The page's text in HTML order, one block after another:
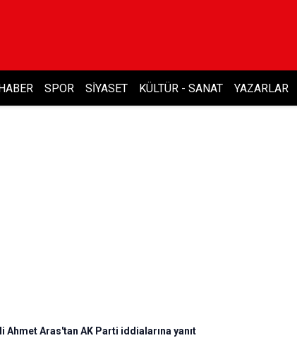
SPOR SIYASET KÜLTÜR - SANAT YAZARLAR
Ahmet Aras'tan AK Parti iddialarına yanıt